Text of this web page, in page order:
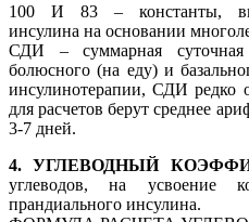
100 И 83 – константы,
инсулина на основании
СДИ – суммарная
болюсного (на еду) и
инсулинотерапии, СДИ редко
для расчетов берут среднее
3-7 дней.
4. УГЛЕВОДНЫЙ
углеводов, на усвоение
прандиального инсулина.